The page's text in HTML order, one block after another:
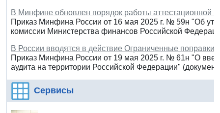
В Минфине обновлен порядок работы аттестационной
Приказ Минфина России от 16 мая 2025 г. № 59н "Об
комиссии Министерства финансов Российской
В России вводятся в действие Ограниченные
Приказ Минфина России от 19 мая 2025 г. № 61н "О
аудита на территории Российской Федерации"
Сервисы